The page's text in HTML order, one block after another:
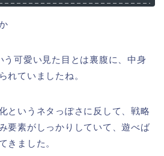
う可愛い見た目とは裏腹に、中身
れていましたね。
というネタっぽさに反して、戦略
要素がしっかりしていて、遊べば
きました。